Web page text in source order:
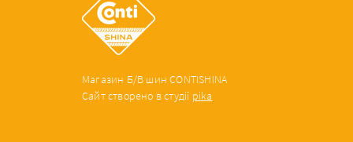
Магазин Б/В шин CONTISHINA
Сайт створено в студії pika